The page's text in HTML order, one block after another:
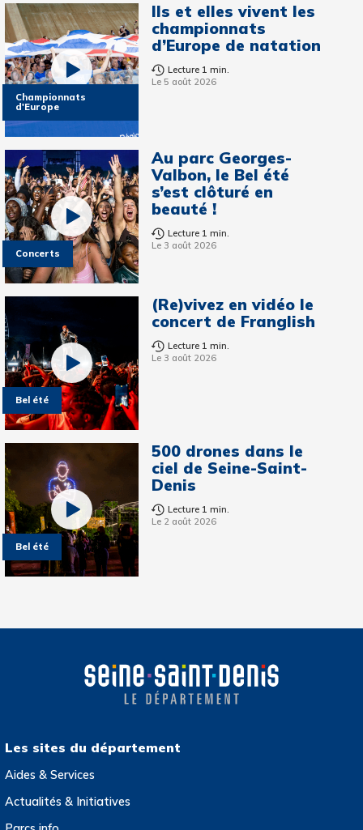
Championnats
d'Europe
Ils et elles vivent les
championnats
d’Europe de natation
Lecture 1 min.
Le 5 août 2026
Concerts
Au parc Georges-
Valbon, le Bel été
s’est clôturé en
beauté !
Lecture 1 min.
Le 3 août 2026
Bel été
(Re)vivez en vidéo le
concert de Franglish
Lecture 1 min.
Le 3 août 2026
Bel été
500 drones dans le
ciel de Seine-Saint-
Denis
Lecture 1 min.
Le 2 août 2026
Les sites du département
Aides & Services
Actualités & Initiatives